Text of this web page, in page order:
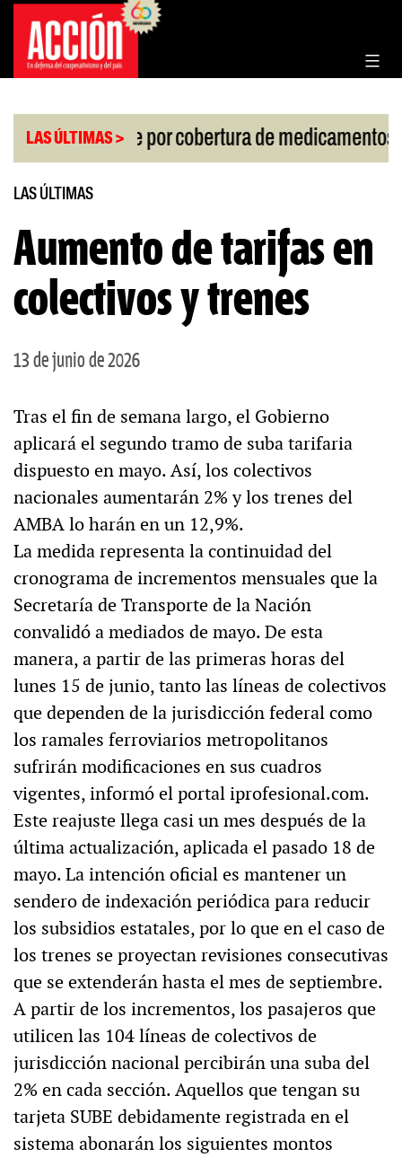
Saltar
contenido
LAS ÚLTIMAS >
de la Corte por cobertura de medicamentos |
LAS ÚLTIMAS
Aumento de tarifas en
colectivos y trenes
13 de junio de 2026
Tras el fin de semana largo, el Gobierno
aplicará el segundo tramo de suba tarifaria
dispuesto en mayo. Así, los colectivos
nacionales aumentarán 2% y los trenes del
AMBA lo harán en un 12,9%.
La medida representa la continuidad del
cronograma de incrementos mensuales que la
Secretaría de Transporte de la Nación
convalidó a mediados de mayo. De esta
manera, a partir de las primeras horas del
lunes 15 de junio, tanto las líneas de colectivos
que dependen de la jurisdicción federal como
los ramales ferroviarios metropolitanos
sufrirán modificaciones en sus cuadros
vigentes, informó el portal iprofesional.com.
Este reajuste llega casi un mes después de la
última actualización, aplicada el pasado 18 de
mayo. La intención oficial es mantener un
sendero de indexación periódica para reducir
los subsidios estatales, por lo que en el caso de
los trenes se proyectan revisiones consecutivas
que se extenderán hasta el mes de septiembre.
A partir de los incrementos, los pasajeros que
utilicen las 104 líneas de colectivos de
jurisdicción nacional percibirán una suba del
2% en cada sección. Aquellos que tengan su
tarjeta SUBE debidamente registrada en el
sistema abonarán los siguientes montos